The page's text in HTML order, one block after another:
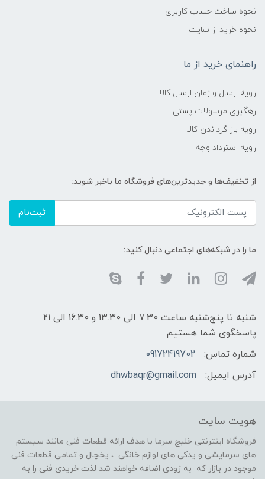
نحوه ساخت حساب کاربری
نحوه خرید از سایت
راهنمای خرید از ما
رویه ارسال و زمان ارسال کالا
رهگیری مرسولات پستی
رویه باز گرداندن کالا
رویه استرداد وجه
از تخفیف‌ها و جدیدترین‌های فروشگاه ما باخبر شوید:
ثبت‌نام
ما را در شبکه‌های اجتماعی دنبال کنید:
شنبه تا پنج‌شنبه ساعت 7.30 الی 13.30 و 16.30 الی 21
پاسخگوی شما هستیم
شماره تماس:
09172419702
آدرس ایمیل:
dhwbaqr@gmail.com
هویت سایت
فروشگاه اینترنتی خلیج سرما با هدف ارائه قطعات فنی مانند سیستم
های سرمایشی و یدکی های لوازم خانگی ، یخچال و تمامی قطعات فنی
موجود در بازار که به زودی اضافه خواهند شد لذت خریدی فنی را به